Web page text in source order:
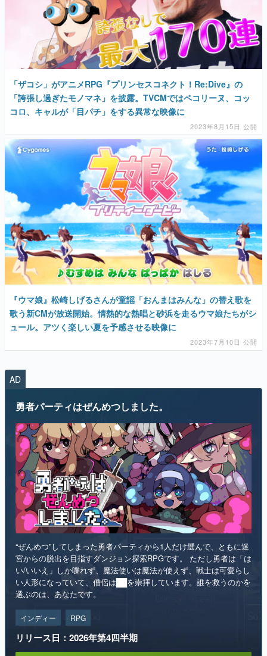
「ザコシ」がアニメRPG『プリンセスコネクト！Re:Dive』の
「誇張し過ぎたモノマネ」を披露。TVCMではペコリーヌ、コッ
コロ、キャルが「目パチ」をする異常な映像に
2023年8月15日 公開
『ウマ娘』松崎しげるさんが童謡「おんまはみんな」の替え歌を
歌う新CMが放送開始。情熱的な熱唱と砂浜を走るウマ娘たちがシ
ュール。アツく楽しい夏を予感させる映像に
2023年7月10日 公開
AD
勇者パーティはぜんめつしました。
“ぜんめつ”してしまった勇者パーティから1人だけ選んで、ともに迷
宮からの脱出を目指すダンジョン探索RPGです。 ただし勇者は「は
い/いいえ」しか喋れず、魔法使いは魔法が使えず、戦士は可愛らし
い人形になっていて、僧侶は██を崇拝しています。誰を救うのかを
選ぶのは、あなたです。
インディー RPG
リリース日：2026年第4四半期